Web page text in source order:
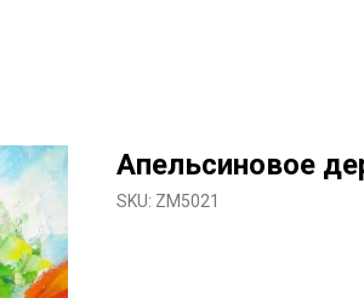
Апельсиновое
SKU: ZM5021